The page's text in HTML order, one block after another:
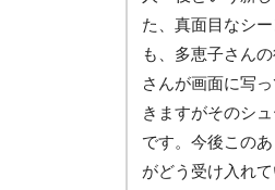
た、真面目なシ
も、多恵子さん
さんが画面に写
きますがそのシ
です。今後この
がどう受け入れ